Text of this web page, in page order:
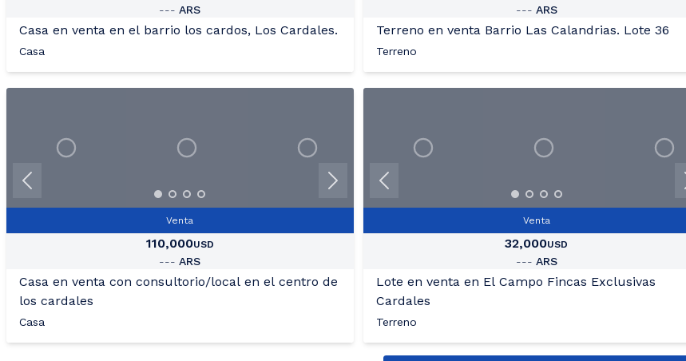
---ARS
Casa en venta en el barrio los cardos, Los Cardales.
Casa
--- ARS
Terreno en venta Barrio Las Calandrias. Lote 36
Terreno
+26
Ver Mas Fotos
Venta
110,000USD
---ARS
Casa en venta con consultorio/local en el centro de
los cardales
Casa
Venta
32,000USD
--- ARS
Lote en venta en El Campo Fincas Exclusivas
Cardales
Terreno